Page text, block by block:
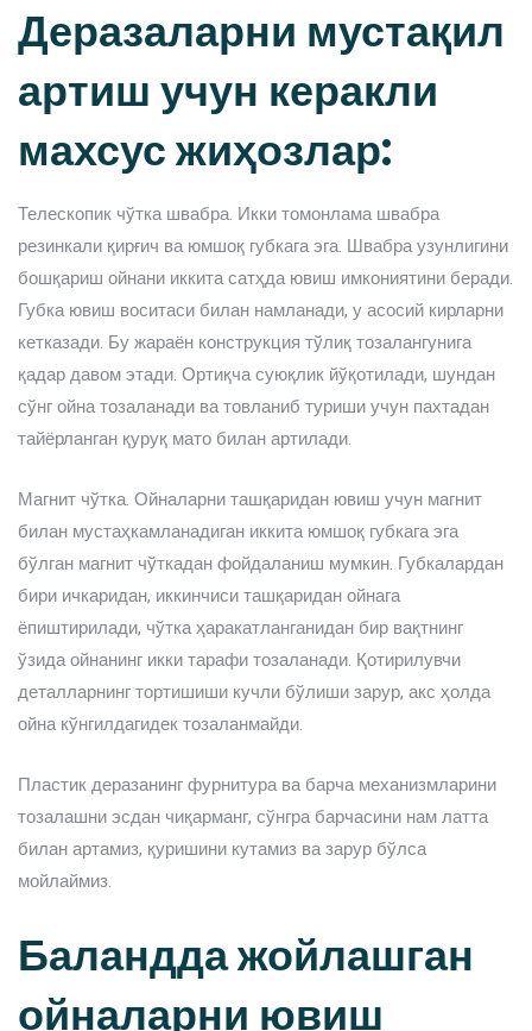
Деразаларни мустақил
артиш учун керакли
махсус жиҳозлар:
Телескопик чўтка швабра. Икки томонлама швабра
резинкали қирғич ва юмшоқ губкага эга. Швабра узунлигини
бошқариш ойнани иккита сатҳда ювиш имкониятини беради.
Губка ювиш воситаси билан намланади, у асосий кирларни
кетказади. Бу жараён конструкция тўлиқ тозалангунига
қадар давом этади. Ортиқча суюқлик йўқотилади, шундан
сўнг ойна тозаланади ва товланиб туриши учун пахтадан
тайёрланган қуруқ мато билан артилади.
Магнит чўтка. Ойналарни ташқаридан ювиш учун магнит
билан мустаҳкамланадиган иккита юмшоқ губкага эга
бўлган магнит чўткадан фойдаланиш мумкин. Губкалардан
бири ичкаридан, иккинчиси ташқаридан ойнага
ёпиштирилади, чўтка ҳаракатланганидан бир вақтнинг
ўзида ойнанинг икки тарафи тозаланади. Қотирилувчи
деталларнинг тортишиши кучли бўлиши зарур, акс ҳолда
ойна кўнгилдагидек тозаланмайди.
Пластик деразанинг фурнитура ва барча механизмларини
тозалашни эсдан чиқарманг, сўнгра барчасини нам латта
билан артамиз, қуришини кутамиз ва зарур бўлса
мойлаймиз.
Баландда жойлашган
ойналарни ювиш